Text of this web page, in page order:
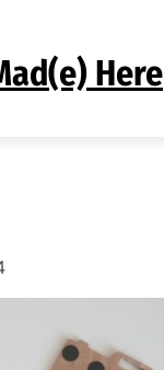
Here